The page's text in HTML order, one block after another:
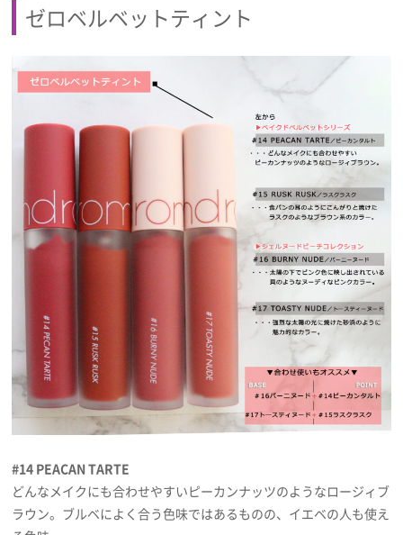
ゼロベルベットティント
#14 PEACAN TARTE
どんなメイクにも合わせやすいピーカンナッツのようなロージィブ
ラウン。ブルベによく合う色味ではあるものの、イエベの人も使え